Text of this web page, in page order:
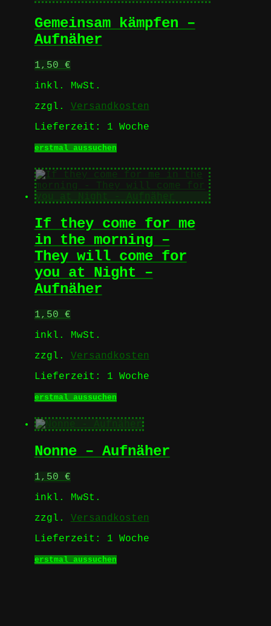
Die
Optionen
Gemeinsam kämpfen –
Aufnäher
1,50 €
inkl. MwSt.
zzgl. Versandkosten
Lieferzeit: 1 Woche
erstmal aussuchenDieses
weist
mehrere
Varianten
auf.
Optionen
können
auf
der
Produktseite
gewählt
If they come for me
in the morning –
They will come for
you at Night –
Aufnäher
1,50 €
inkl. MwSt.
zzgl. Versandkosten
Lieferzeit: 1 Woche
erstmal aussuchenDieses
weist
mehrere
auf.
Produktseite
werden
Nonne – Aufnäher
1,50 €
inkl. MwSt.
zzgl. Versandkosten
Lieferzeit: 1 Woche
erstmal aussuchenDieses